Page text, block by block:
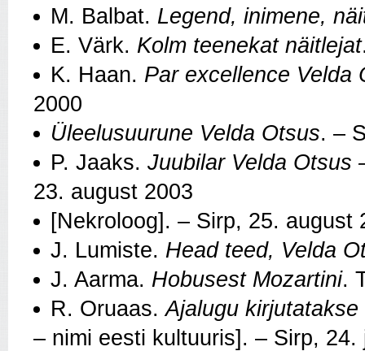
M. Balbat. Legend, inimene,
E. Värk. Kolm teenekat näitlejat
K. Haan. Par excellence Velda
2000
Üleelusuurune Velda Otsus. –
P. Jaaks. Juubilar Velda Otsus
23. august 2003
[Nekroloog]. – Sirp, 25. august
J. Lumiste. Head teed, Velda
J. Aarma. Hobusest Mozartini.
R. Oruaas.Ajalugu
– nimi eesti kultuuris]. – Sirp, 24.